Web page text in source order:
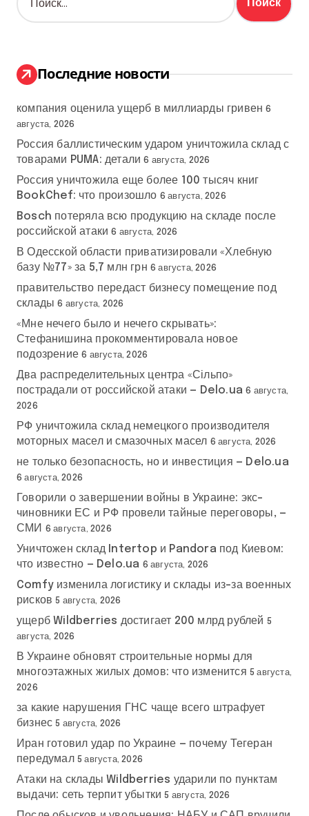
а
:
Последние новости
компания оценила ущерб в миллиарды гривен 6
августа, 2026
Россия баллистическим ударом уничтожила склад с
товарами PUMA: детали 6 августа, 2026
Россия уничтожила еще более 100 тысяч книг
BookChef: что произошло 6 августа, 2026
Bosch потеряла всю продукцию на складе после
российской атаки 6 августа, 2026
В Одесской области приватизировали «Хлебную
базу №77» за 5,7 млн грн 6 августа, 2026
правительство передаст бизнесу помещение под
склады 6 августа, 2026
«Мне нечего было и нечего скрывать»:
Стефанишина прокомментировала новое
подозрение 6 августа, 2026
Два распределительных центра «Сільпо»
пострадали от российской атаки — Delo.ua 6 августа,
2026
РФ уничтожила склад немецкого производителя
моторных масел и смазочных масел 6 августа, 2026
не только безопасность, но и инвестиция — Delo.ua
6 августа, 2026
Говорили о завершении войны в Украине: экс-
чиновники ЕС и РФ провели тайные переговоры, —
СМИ
6 августа, 2026
Уничтожен склад Intertop и Pandora под Киевом:
что известно — Delo.ua 6 августа, 2026
Comfy изменила логистику и склады из-за военных
рисков 5 августа, 2026
ущерб Wildberries достигает 200 млрд рублей 5
августа, 2026
В Украине обновят строительные нормы для
многоэтажных жилых домов: что изменится 5 августа,
2026
за какие нарушения ГНС чаще всего штрафует
бизнес 5 августа, 2026
Иран готовил удар по Украине — почему Тегеран
передумал 5 августа, 2026
Атаки на склады Wildberries ударили по пунктам
выдачи: сеть терпит убытки 5 августа, 2026